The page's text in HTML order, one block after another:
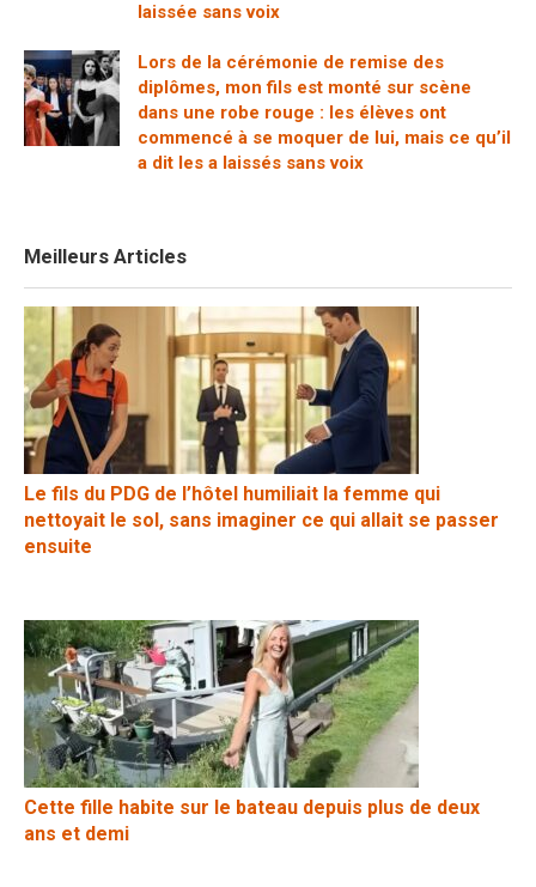
laissée sans voix
Lors de la cérémonie de remise des
diplômes, mon fils est monté sur scène
dans une robe rouge : les élèves ont
commencé à se moquer de lui, mais ce qu’il
a dit les a laissés sans voix
Meilleurs Articles
Le fils du PDG de l’hôtel humiliait la femme qui
nettoyait le sol, sans imaginer ce qui allait se passer
ensuite
Cette fille habite sur le bateau depuis plus de deux
ans et demi